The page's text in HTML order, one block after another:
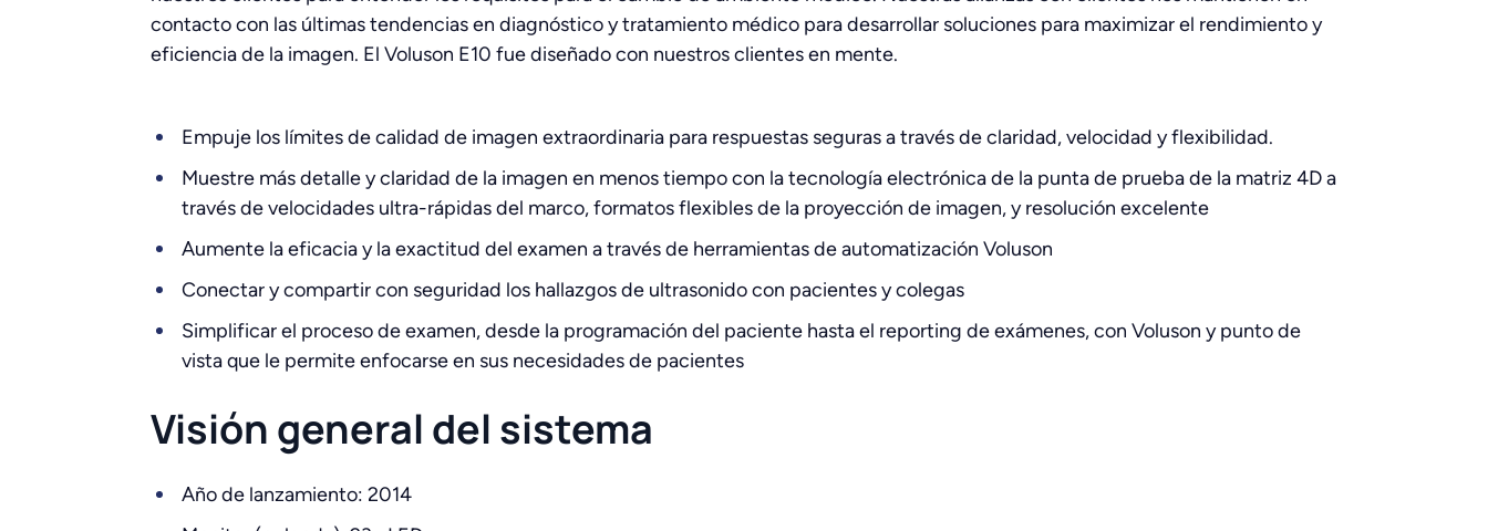
contacto con las últimas tendencias en diagnóstico y tratamiento médico para desarrollar soluciones para maximizar el rendimiento y
eficiencia de la imagen. El Voluson E10 fue diseñado con nuestros clientes en mente.
Empuje los límites de calidad de imagen extraordinaria para respuestas seguras a través de claridad, velocidad y flexibilidad.
Muestre más detalle y claridad de la imagen en menos tiempo con la tecnología electrónica de la punta de prueba de la matriz 4D a
través de velocidades ultra-rápidas del marco, formatos flexibles de la proyección de imagen, y resolución excelente
Aumente la eficacia y la exactitud del examen a través de herramientas de automatización Voluson
Conectar y compartir con seguridad los hallazgos de ultrasonido con pacientes y colegas
Simplificar el proceso de examen, desde la programación del paciente hasta el reporting de exámenes, con Voluson y punto de
vista que le permite enfocarse en sus necesidades de pacientes
Visión general del sistema
Año de lanzamiento: 2014